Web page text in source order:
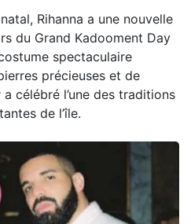
Rihanna a une nouvelle
du Grand Kadooment Day
spectaculaire
précieuses et de
célébré l’une des traditions
de l’île.